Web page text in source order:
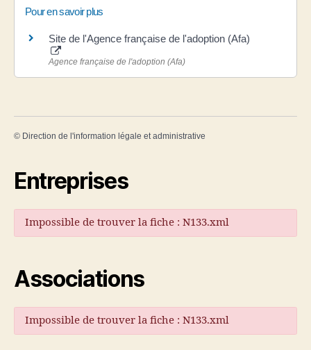
Pour en savoir plus
Site de l'Agence française de l'adoption (Afa)
Agence française de l'adoption (Afa)
© Direction de l'information légale et administrative
Entreprises
Impossible de trouver la fiche : N133.xml
Associations
Impossible de trouver la fiche : N133.xml